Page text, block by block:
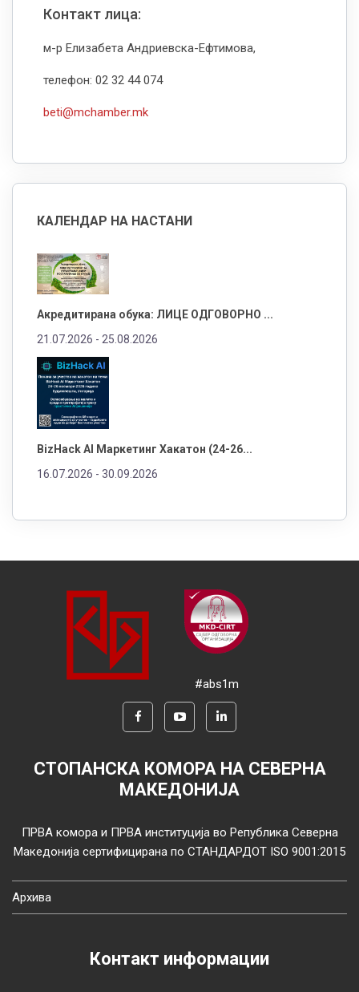
Контакт лица:
м-р Елизабета Андриевска-Ефтимова,
телефон: 02 32 44 074
beti@mchamber.mk
КАЛЕНДАР НА НАСТАНИ
Акредитирана обука: ЛИЦЕ ОДГОВОРНО ...
21.07.2026 - 25.08.2026
BizHack AI Маркетинг Хакатон (24-26...
16.07.2026 - 30.09.2026
#abs1m
СТОПАНСКА КОМОРА НА СЕВЕРНА
МАКЕДОНИЈА
ПРВА комора и ПРВА институција во Република Северна
Македонија сертифицирана по СТАНДАРДОТ ISO 9001:2015
Архива
Контакт информации